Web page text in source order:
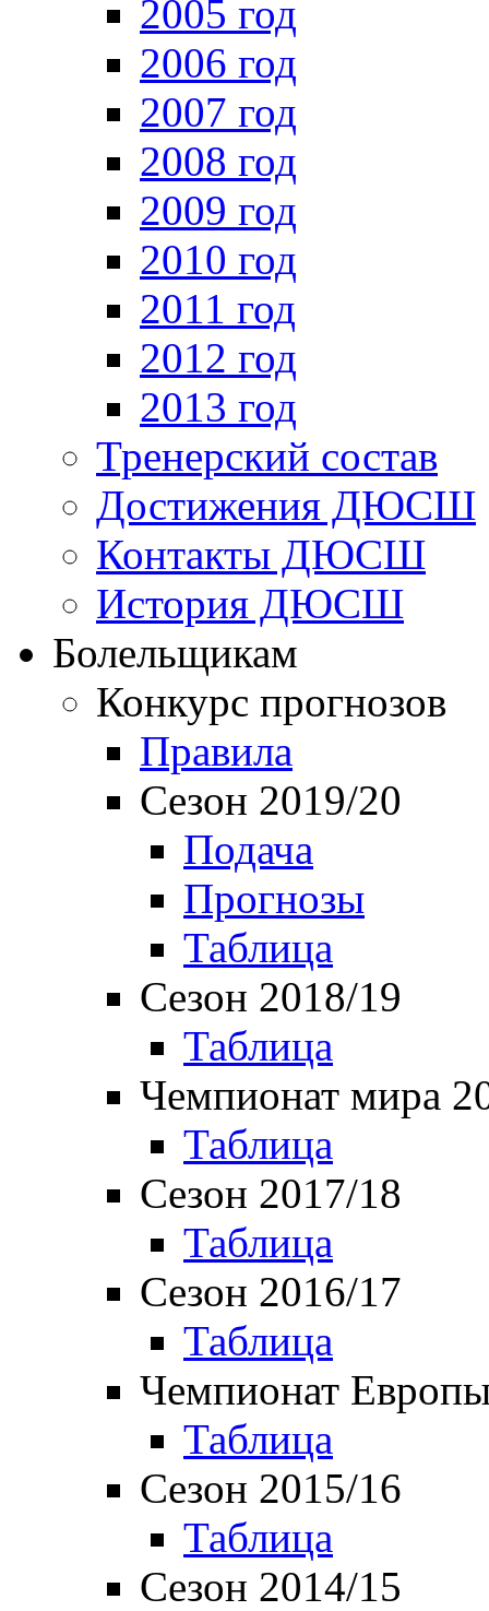
2005 год
2006 год
2007 год
2008 год
2009 год
2010 год
2011 год
2012 год
2013 год
Тренерский состав
Достижения ДЮСШ
Контакты ДЮСШ
История ДЮСШ
Болельщикам
Конкурс прогнозов
Правила
Сезон 2019/20
Подача
Прогнозы
Таблица
Сезон 2018/19
Таблица
Чемпионат мира
Таблица
Сезон 2017/18
Таблица
Сезон 2016/17
Таблица
Чемпионат
Таблица
Сезон 2015/16
Таблица
Сезон 2014/15